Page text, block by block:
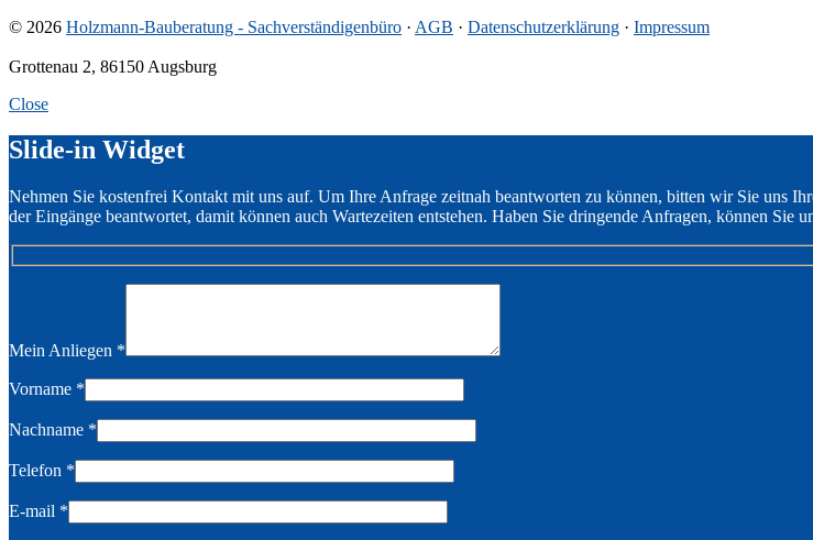
© 2026 Holzmann-Bauberatung - Sachverständigenbüro · AGB · Datenschutzerklärung · Impressum
Grottenau 2, 86150 Augsburg
Close
Slide-in Widget
Nehmen Sie kostenfrei Kontakt mit uns auf. Um Ihre Anfrage zeitnah beantworten zu können, bitten wir Sie uns
der Eingänge beantwortet, damit können auch Wartezeiten entstehen. Haben Sie dringende Anfragen, können
Mein Anliegen *
Vorname *
Nachname *
Telefon *
E-mail *